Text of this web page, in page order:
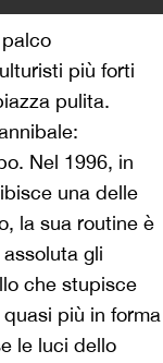
più forti
pulita.
Nel 1996, in
una delle
la sua routine è
gli
che stupisce
più in forma
le luci dello